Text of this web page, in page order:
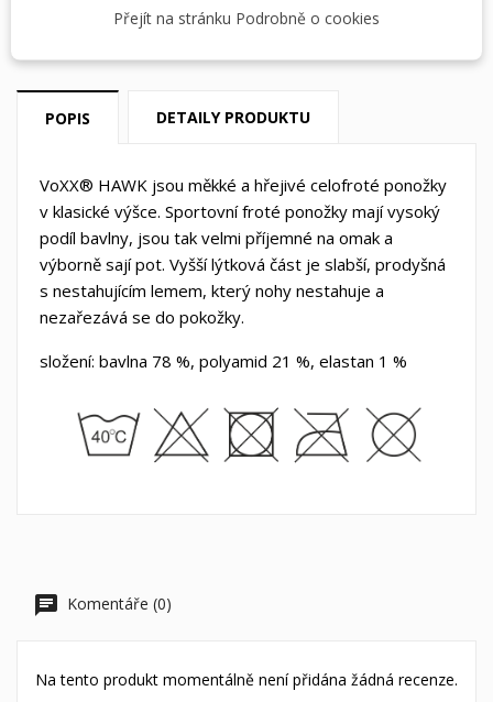
POPIS DETAILY PRODUKTU
VoXX® HAWK jsou měkké a hřejivé celofroté ponožky
v klasické výšce. Sportovní froté ponožky mají vysoký
podíl bavlny, jsou tak velmi příjemné na omak a
výborně sají pot. Vyšší lýtková část je slabší, prodyšná
s nestahujícím lemem, který nohy nestahuje a
nezařezává se do pokožky.
složení: bavlna 78 %, polyamid 21 %, elastan 1 %
Komentáře (0)
Na tento produkt momentálně není přidána žádná recenze.
Přejít na stránku Podrobně o cookies